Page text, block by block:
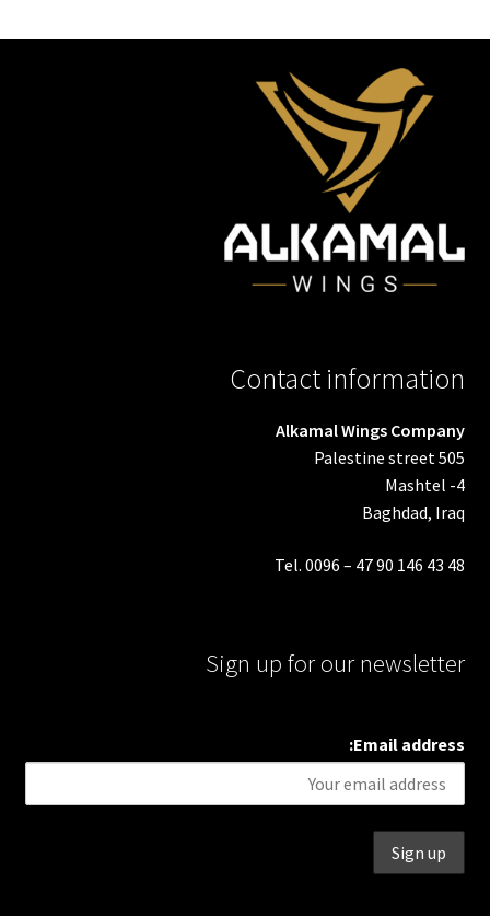
Contact information
Alkamal Wings Company
Palestine street 505
Mashtel -4
Baghdad, Iraq
Tel. 0096 – 47 90 146 43 48
Sign up for our newsletter
Email address: